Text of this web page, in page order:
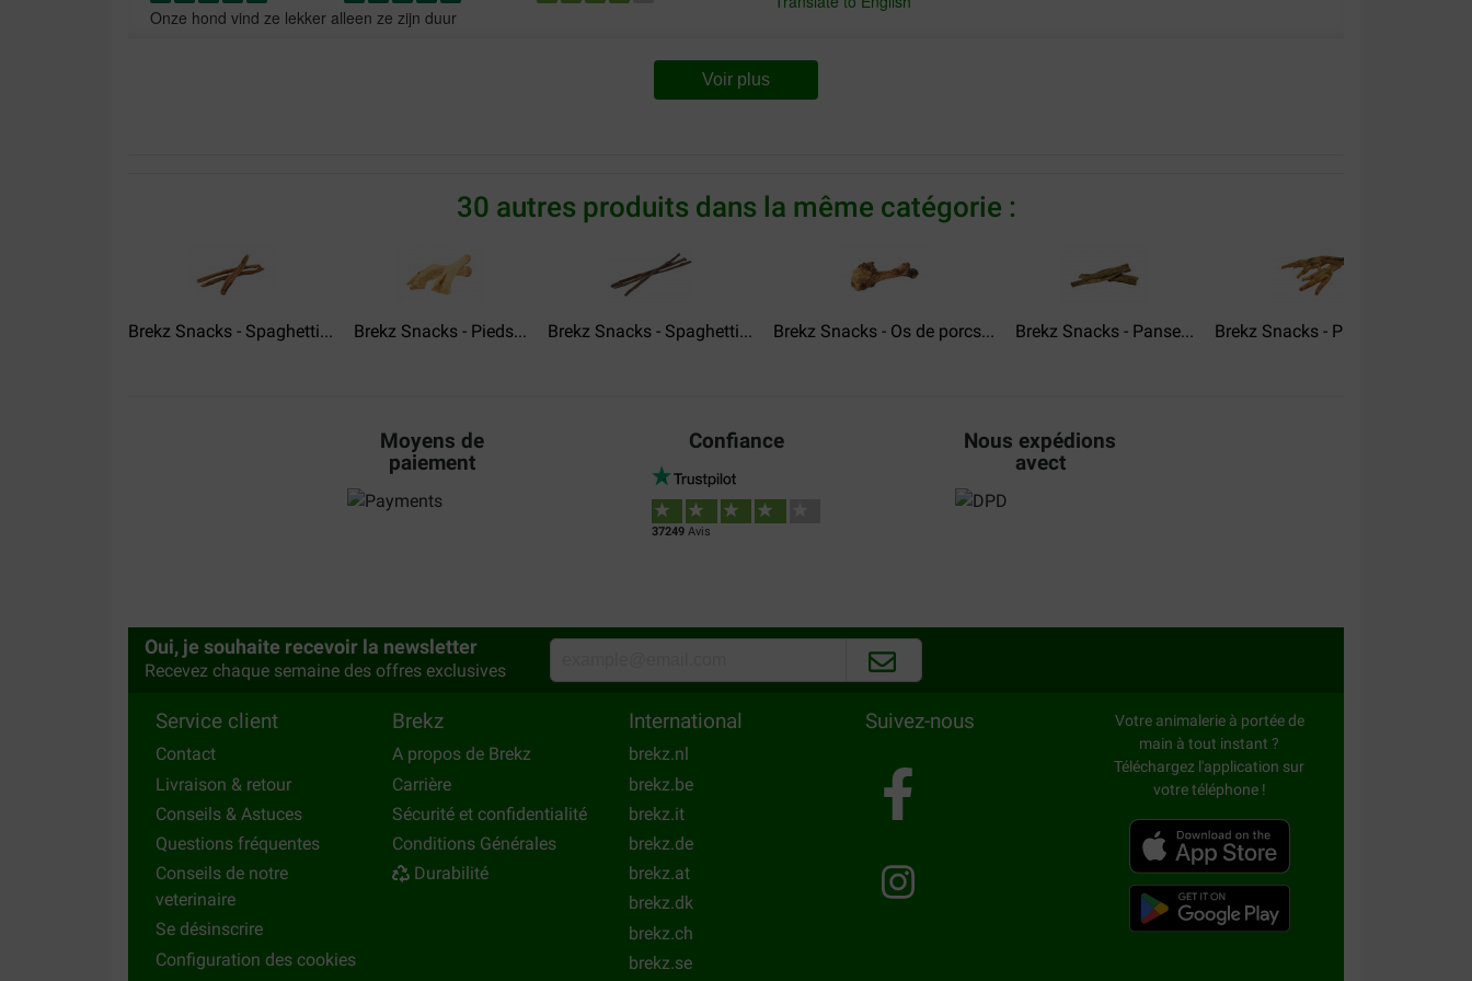
Onze hond vind ze lekker alleen ze zijn duur
Onze jack russel is er dol op , snelle levering , mooie prijs .
Nul de chez nullissime
Katja Giebmanns
Voir plus
30 autres produits dans la même catégorie :
Brekz Snacks - Spaghetti... Brekz Snacks - Pieds... Brekz Snacks - Spaghetti... Brekz Snacks - Os de porcs... Brekz Snacks - Panse... Brekz Snacks - Pattes de...
Moyens de
paiement
Confiance
37249Avis
Nous expédions
avect
Oui, je souhaite recevoir la newsletter
Recevez chaque semaine des offres exclusives
Service client
Contact
Livraison & retour
Conseils & Astuces
Questions fréquentes
Conseils de notre
veterinaire
Se désinscrire
Configuration des cookies
Brekz
A propos de Brekz
Carrière
Sécurité et confidentialité
Conditions Générales
Durabilité
International
brekz.nl
brekz.be
brekz.it
brekz.de
brekz.at
brekz.dk
brekz.ch
brekz.se
Suivez-nous
Votre animalerie à portée de
main à tout instant ?
Téléchargez l'application sur
votre téléphone !